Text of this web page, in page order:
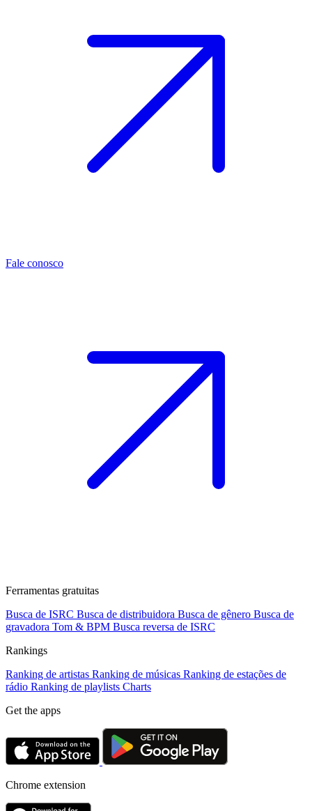
Fale conosco
Ferramentas gratuitas
Busca de ISRC Busca de distribuidora Busca de gênero Busca de
gravadora Tom & BPM Busca reversa de ISRC
Rankings
Ranking de artistas Ranking de músicas Ranking de estações de
rádio Ranking de playlists Charts
Get the apps
Chrome extension